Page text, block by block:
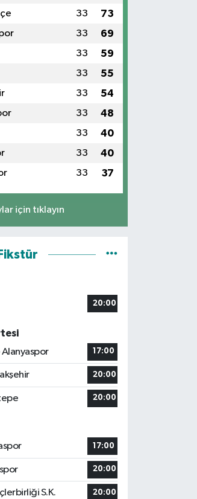
33 73
33 69
33 59
33 55
33 54
33 48
33 40
33 40
33 37
için tıklayın
20:00
Alanyaspor
17:00
20:00
20:00
17:00
20:00
S.K. 20:00